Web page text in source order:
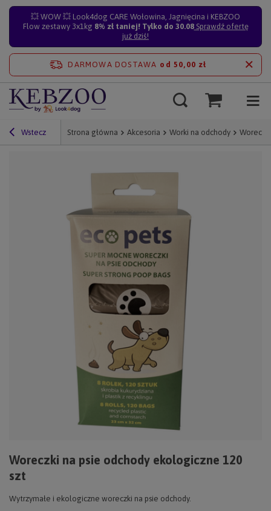
💥 WOW 💥 Look4dog CARE Wołowina, Jagnięcina i KEBZOO
Flow zestawy 3x1kg 8% zł taniej! Tylko do 30.08Sprawdź ofertę
już dziś!
DARMOWA DOSTAWA od 50,00 zł
Wstecz Strona główna Akcesoria Worki na odchody
Woreczki na psie odchody ekologiczne 120
szt
Wytrzymałe i ekologiczne woreczki na psie odchody.